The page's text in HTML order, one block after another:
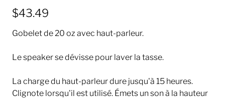
$43.49
Gobelet de 20 oz avec haut-parleur.
Le speaker se dévisse pour laver la tasse.
La charge du haut-parleur dure jusqu'à 15 heures.
Clignote lorsqu'il est utilisé. Émets un son à la hauteur